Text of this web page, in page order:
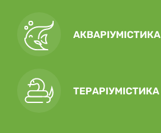
АКВАРІУМІСТИКА
ТЕРАРІУМІСТИКА